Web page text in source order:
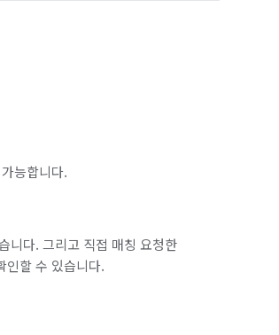
능합니다.
니다. 그리고 직접 매칭 요청한
인할 수 있습니다.